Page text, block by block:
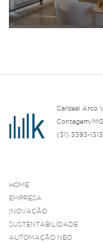
Cardeal Arco
Contagem/
(31) 3393-
HOME
EMPRESA
INOVAÇÃO
SUSTENTABILIDADE
AUTOMAÇÃO NEO